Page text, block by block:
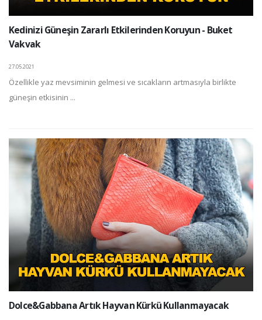
Kedinizi Güneşin Zararlı Etkilerinden Koruyun - Buket
Vakvak
27.05.2021
Özellikle yaz mevsiminin gelmesi ve sıcakların artmasıyla birlikte
güneşin etkisinin ...
Dolce&Gabbana Artık Hayvan Kürkü Kullanmayacak